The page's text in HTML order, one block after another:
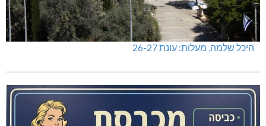
מכבי מעלות: 13 מדליות באליפות ישראל